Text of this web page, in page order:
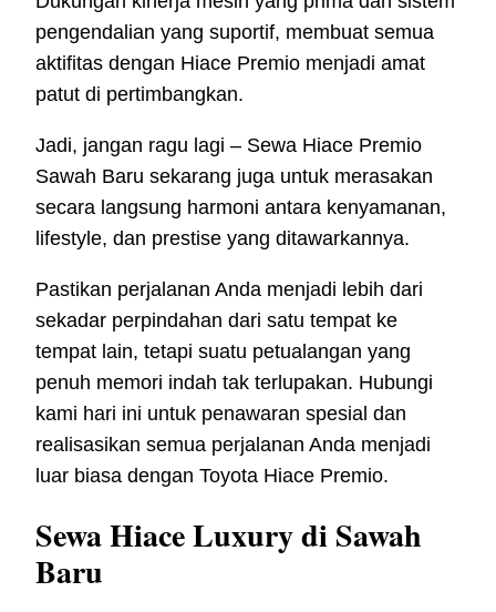
pengendalian yang suportif, membuat semua
aktifitas dengan Hiace Premio menjadi amat
patut di pertimbangkan.
Jadi, jangan ragu lagi – Sewa Hiace Premio
Sawah Baru sekarang juga untuk merasakan
secara langsung harmoni antara kenyamanan,
lifestyle, dan prestise yang ditawarkannya.
Pastikan perjalanan Anda menjadi lebih dari
sekadar perpindahan dari satu tempat ke
tempat lain, tetapi suatu petualangan yang
penuh memori indah tak terlupakan. Hubungi
kami hari ini untuk penawaran spesial dan
realisasikan semua perjalanan Anda menjadi
luar biasa dengan Toyota Hiace Premio.
Sewa Hiace Luxury di Sawah
Baru